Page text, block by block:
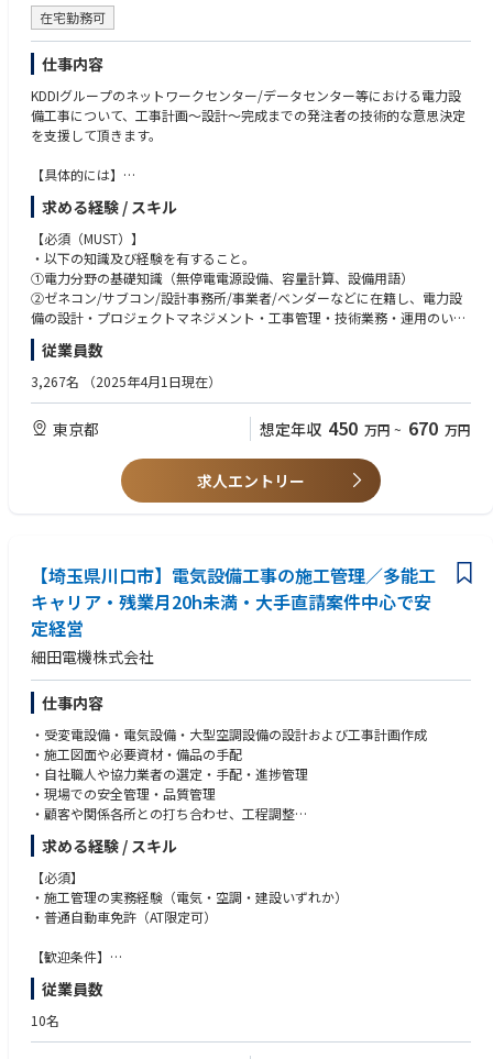
【キャリアプラン】
技術力向上のための資格取得支援制度や各種研修カリキュラムのみなら
ず、マネジメント力の向上についても、階層別の研修など多くの育成メニ
ューを準備しています。みなさまの成長を会社全体でフォローする環境が
整っています。
在宅勤務可
仕事内容
KDDIグループのネットワークセンター/データセンター等における電力設
備工事について、工事計画～設計～完成までの発注者の技術的な意思決定
を支援して頂きます。
【具体的には】
設計業務：容量設計、工事内容の検討、要求仕様書の作成、見積精査・技
術評価、発注手続き、設計図面・納入図書・要領書レビュー、パートナー
会社との協議・調整、検収対応
付随する技術業務：設計基準の制定、不具合発生時のメーカー対応、最新
技術の導入
■最先端インフラに携わるやりがい
国内外の大手企業や社会インフラを支えるデータセンターで、日本のICT
基盤を担うプロジェクトに参画。カーボンニュートラルの推進など、社会
冗長構成や高効率空調、冷却技術、BIM活用など、最先端設備に関わるこ
とで、空調設計技術者としての専門性を磨けます。
うサポートします。必要に応じてフォローアップや情報共有を行い、安心
してチャレンジできる環境を整えています。
【キャリアプラン】
■専門性とマネジメント力を活かした多様な成長機会
入社後は、設備設計プロジェクトの統括や複数案件の進行管理、若手育成
などを通じて、プロジェクトリーダーやマネージャーとしての経験を積む
ことができます。
さらに、冗長構成や高効率/高信頼設備などの分野で専門性を深め、技術
スペシャリストとして社内外への技術支援や啓発活動に携わる道も選択可
能です。これらの経験と実績をもとに、将来的には部門リーダーや管理
職、さらには経営層として、KDDIグループ全体のインフラ戦略を牽引する
ポジションを目指すこともできます。大規模案件や新規データセンター立
ち上げなど、チャレンジングなプロジェクトにも積極的に関われる環境が
整っています。
■資格取得・自己研鑽支援
業務に直結する資格取得や外部研修受講など、自己研鑽を積極的にサポー
トする制度があります。新たな分野への挑戦や技術力向上を会社全体で後
押しします。
求める経験 / スキル
【必須（MUST）】
・以下の知識及び経験を有すること。
①電力分野の基礎知識（無停電電源設備、容量計算、設備用語）
②ゼネコン/サブコン/設計事務所/事業者/ベンダーなどに在籍し、電力設
備の設計・プロジェクトマネジメント・工事管理・技術業務・運用のいず
れかの3年以上の業務経験
・省エネルギー、高効率/高信頼設備導入に興味関心と情熱がある方
・以下いずれかの資格を保有している方
①電気工事施工管理技士
②建築設備士
③電気主任技術者
従業員数
3,267名 （2025年4月1日現在）
東京都 想定年収 450 万円 ~ 670 万円
求人エントリー
【埼玉県川口市】電気設備工事の施工管理／多能工
キャリア・残業月20h未満・大手直請案件中心で安
定経営
細田電機株式会社
仕事内容
・受変電設備・電気設備・大型空調設備の設計および工事計画作成
・施工図面や必要資材・備品の手配
・自社職人や協力業者の選定・手配・進捗管理
・現場での安全管理・品質管理
・顧客や関係各所との打ち合わせ、工程調整
・現場作業の補助や現場状況の把握
主に工場や公共施設、病院、学校、商業施設等の大規模案件が中心。受変
電設備の改修や大型空調の設置、重量機器の搬入・据付までワンストップ
で対応します。
求める経験 / スキル
【必須】
・施工管理の実務経験（電気・空調・建設いずれか）
・普通自動車免許（AT限定可）
【歓迎条件】
計装知識・経験、第二種電気工事士、事務経験、書類作成経験、各種申請
業務経験、エクセル・AutoCAD操作経験
従業員数
10名